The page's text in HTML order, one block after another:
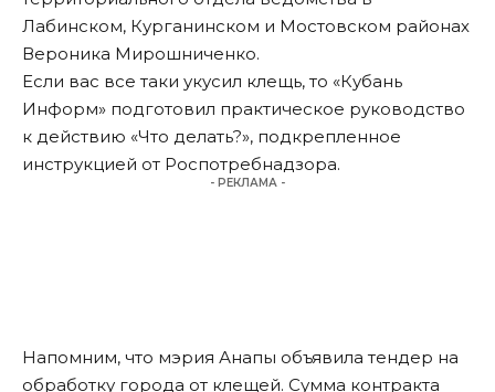
Лабинском, Курганинском и Мостовском районах
Вероника Мирошниченко.
Если вас все таки укусил клещь, то «Кубань
Информ» подготовил практическое руководство
к действию «Что делать?», подкрепленное
инструкцией от Роспотребнадзора.
- РЕКЛАМА -
Напомним, что мэрия Анапы объявила тендер на
обработку города от клещей. Сумма контракта